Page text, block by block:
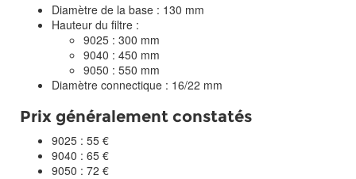
Diamètre de la base : 130 mm
Hauteur du filtre :
9025 : 300 mm
9040 : 450 mm
9050 : 550 mm
Diamètre connectique : 16/22 mm
Prix généralement constatés
9025 : 55 €
9040 : 65 €
9050 : 72 €